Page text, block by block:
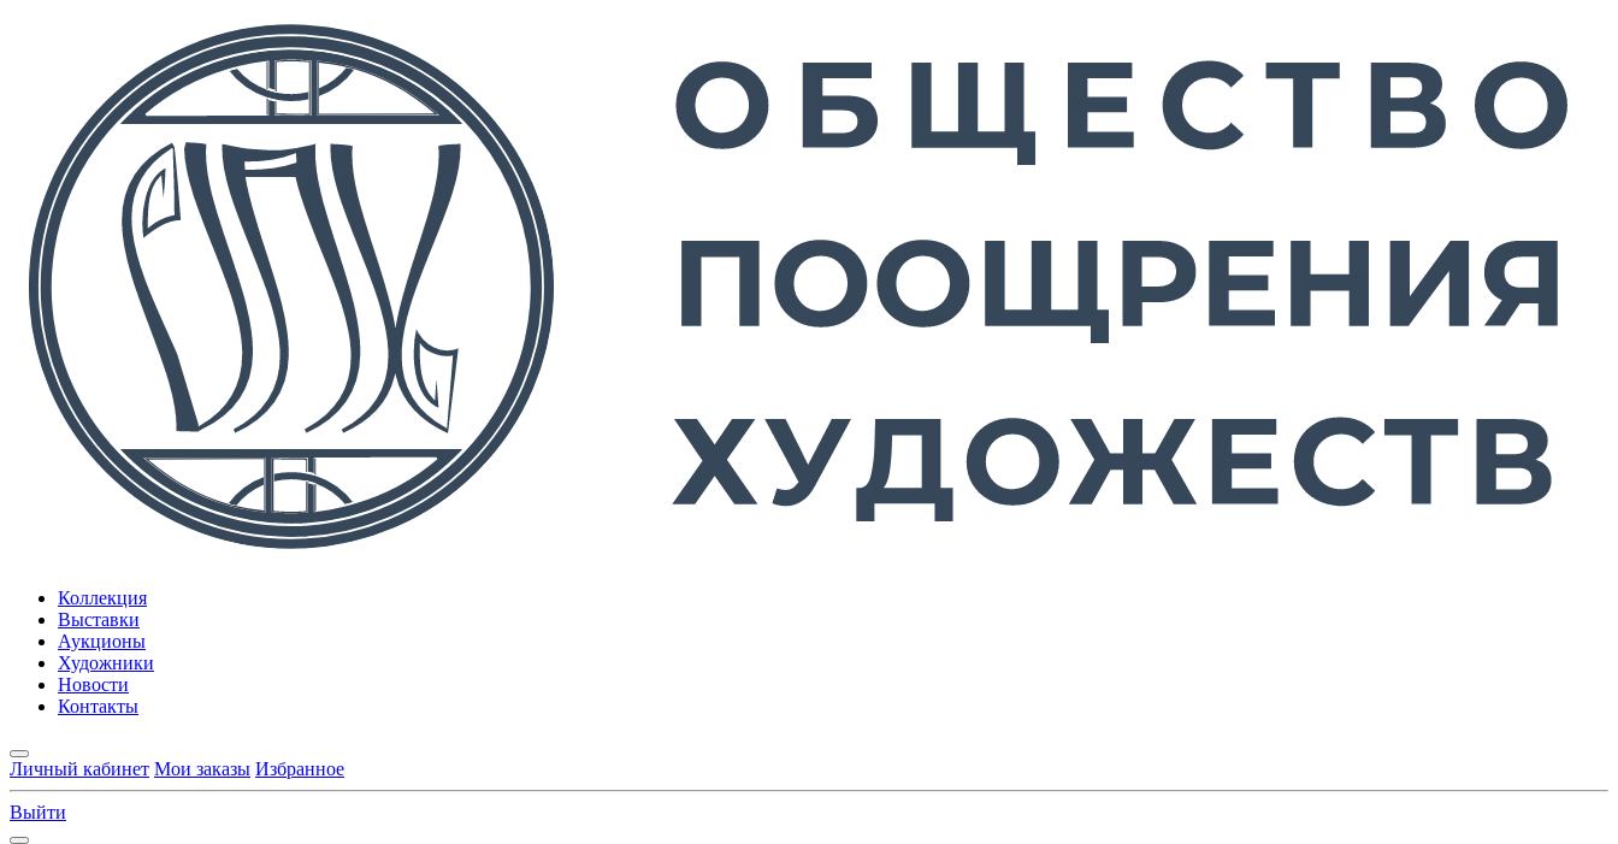
Коллекция
Выставки
Аукционы
Художники
Новости
Контакты
Личный кабинет Мои заказы Избранное
Выйти